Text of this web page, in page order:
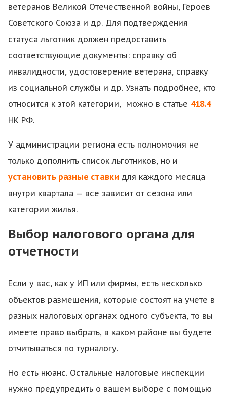
ветеранов Великой Отечественной войны, Героев
Советского Союза и др. Для подтверждения
статуса льготник должен предоставить
соответствующие документы: справку об
инвалидности, удостоверение ветерана, справку
из социальной службы и др. Узнать подробнее, кто
относится к этой категории, можно в статье 418.4
НК РФ.
У администрации региона есть полномочия не
только дополнить список льготников, но и
установить разные ставки для каждого месяца
внутри квартала — все зависит от сезона или
категории жилья.
Выбор налогового органа для
отчетности
Если у вас, как у ИП или фирмы, есть несколько
объектов размещения, которые состоят на учете в
разных налоговых органах одного субъекта, то вы
имеете право выбрать, в каком районе вы будете
отчитываться по турналогу.
Но есть нюанс. Остальные налоговые инспекции
нужно предупредить о вашем выборе с помощью